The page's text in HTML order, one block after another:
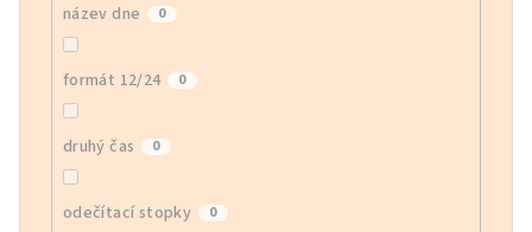
název dne 0
formát 12/24 0
druhý čas 0
odečítací stopky 0